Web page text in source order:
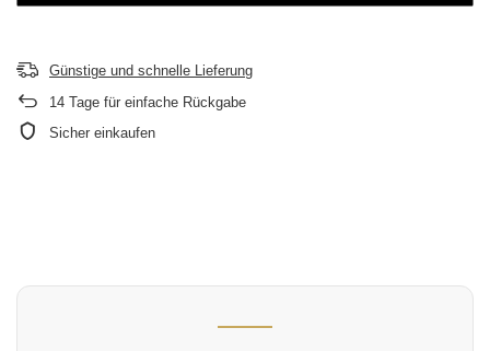
Günstige und schnelle Lieferung
14 Tage für einfache Rückgabe
Sicher einkaufen